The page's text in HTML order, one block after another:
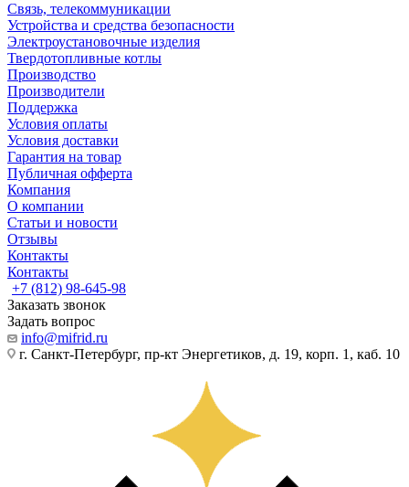
Связь, телекоммуникации
Устройства и средства безопасности
Электроустановочные изделия
Твердотопливные котлы
Производство
Производители
Поддержка
Условия оплаты
Условия доставки
Гарантия на товар
Публичная офферта
Компания
О компании
Статьи и новости
Отзывы
Контакты
Контакты
+7 (812) 98-645-98
Заказать звонок
Задать вопрос
info@mifrid.ru
г. Санкт-Петербург, пр-кт Энергетиков, д. 19, корп. 1, каб. 10